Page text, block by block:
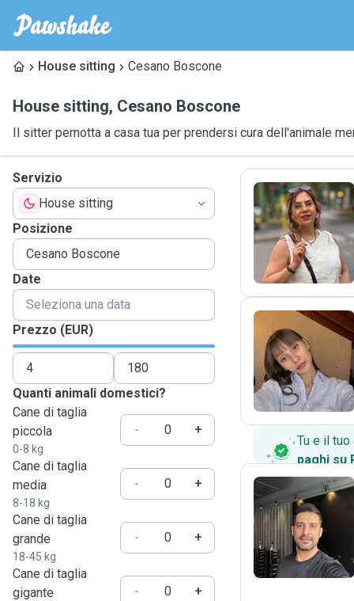
House sitting Cesano Boscone
House sitting, Cesano Boscone
Il sitter pernotta a casa tua per prendersi cura dell'animale
Servizio
House sitting
Posizione
Date
Prezzo (EUR)
Quanti animali domestici?
Cane di taglia
piccola
0-8 kg
- +
Cane di taglia
media
8-18 kg
- +
Cane di taglia
grande
18-45 kg
- +
Cane di taglia
gigante
- +
N
B
Tu e il
paghi su
E